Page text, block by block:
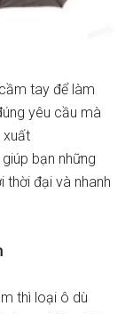
tay để làm
yêu cầu mà
xuất
bạn những
thời đại và nhanh
thì loại ô dù